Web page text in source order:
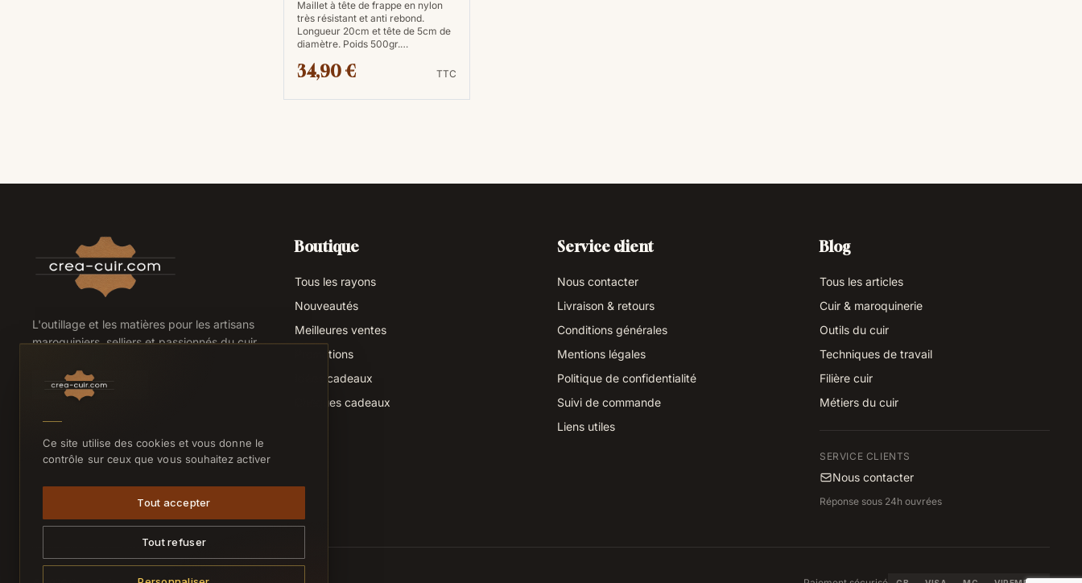
Maillet à tête de frappe en nylon
très résistant et anti rebond.
Longueur 20cm et tête de 5cm de
diamètre. Poids 500gr.…
34,90 € TTC
L'outillage et les matières pour les artisans
maroquiniers, selliers et passionnés du cuir.
Boutique
Tous les rayons
Nouveautés
Meilleures ventes
Promotions
Idées cadeaux
Chèques cadeaux
Service client
Nous contacter
Livraison & retours
Conditions générales
Mentions légales
Politique de confidentialité
Suivi de commande
Liens utiles
Blog
Tous les articles
Cuir & maroquinerie
Outils du cuir
Techniques de travail
Filière cuir
Métiers du cuir
SERVICE CLIENTS
Nous contacter
Réponse sous 24h ouvrées
Ce site utilise des cookies et vous donne le
contrôle sur ceux que vous souhaitez activer
Tout accepter
Tout refuser